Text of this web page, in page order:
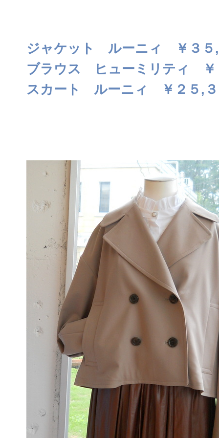
ジャケット ルーニィ ￥３５,
ブラウス ヒューミリティ ￥
スカート ルーニィ ￥２５,３